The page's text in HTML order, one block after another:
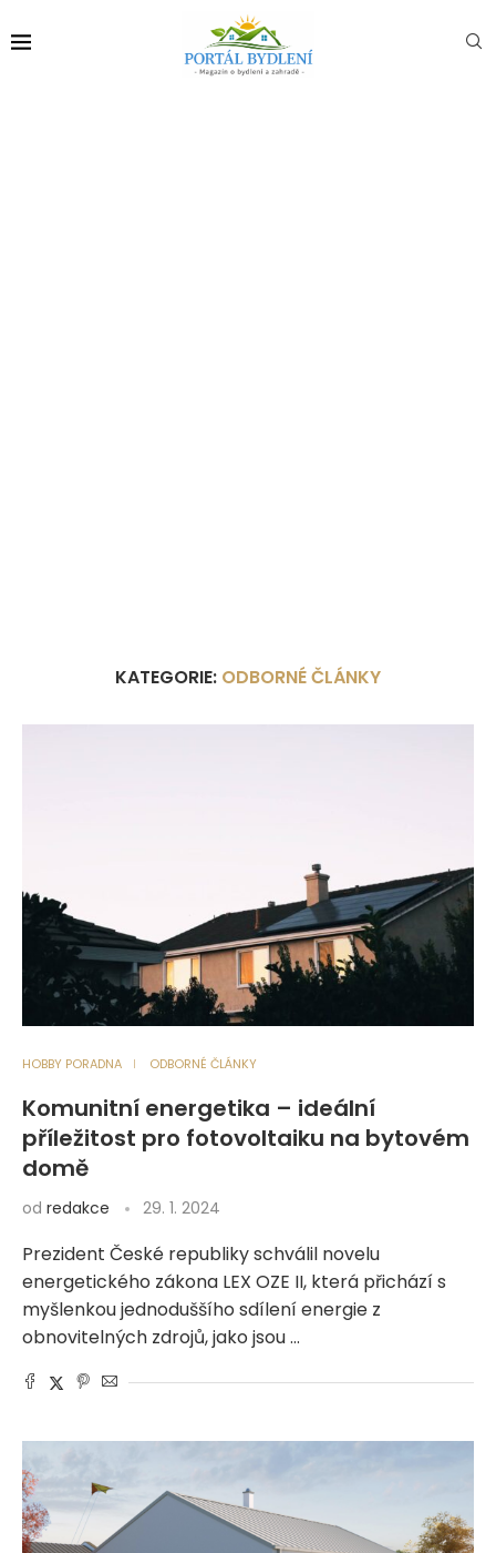
KATEGORIE: ODBORNÉ ČLÁNKY
HOBBY PORADNA ODBORNÉ ČLÁNKY
Komunitní energetika – ideální
příležitost pro fotovoltaiku na bytovém
domě
od redakce 29. 1. 2024
Prezident České republiky schválil novelu
energetického zákona LEX OZE II, která přichází s
myšlenkou jednoduššího sdílení energie z
obnovitelných zdrojů, jako jsou …